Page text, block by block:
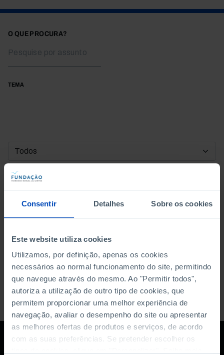
Consentir Detalhes Sobre os cookies
Este website utiliza cookies
Utilizamos, por definição, apenas os cookies
necessários ao normal funcionamento do site, permitindo
que navegue através do mesmo. Ao "Permitir todos",
autoriza a utilização de outro tipo de cookies, que
permitem proporcionar uma melhor experiência de
navegação, avaliar o desempenho do site ou apresentar
as melhores ofertas de produtos e serviços, de acordo
com as suas preferências. Se pretender escolher os
O QUE PROCURA?
TEMA
DATA DE INÍCIO
DATA DE FIM